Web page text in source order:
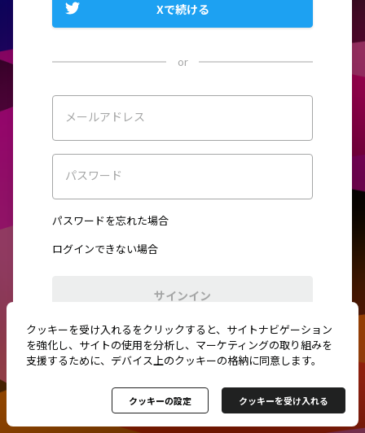
Xで続ける
or
メールアドレス
パスワード
パスワードを忘れた場合
ログインできない場合
サインイン
初めてご利用ですか？新規登録
クッキーを受け入れるをクリックすると、サイトナビゲーション
を強化し、サイトの使用を分析し、マーケティングの取り組みを
支援するために、デバイス上のクッキーの格納に同意します。
クッキーの設定 クッキーを受け入れる